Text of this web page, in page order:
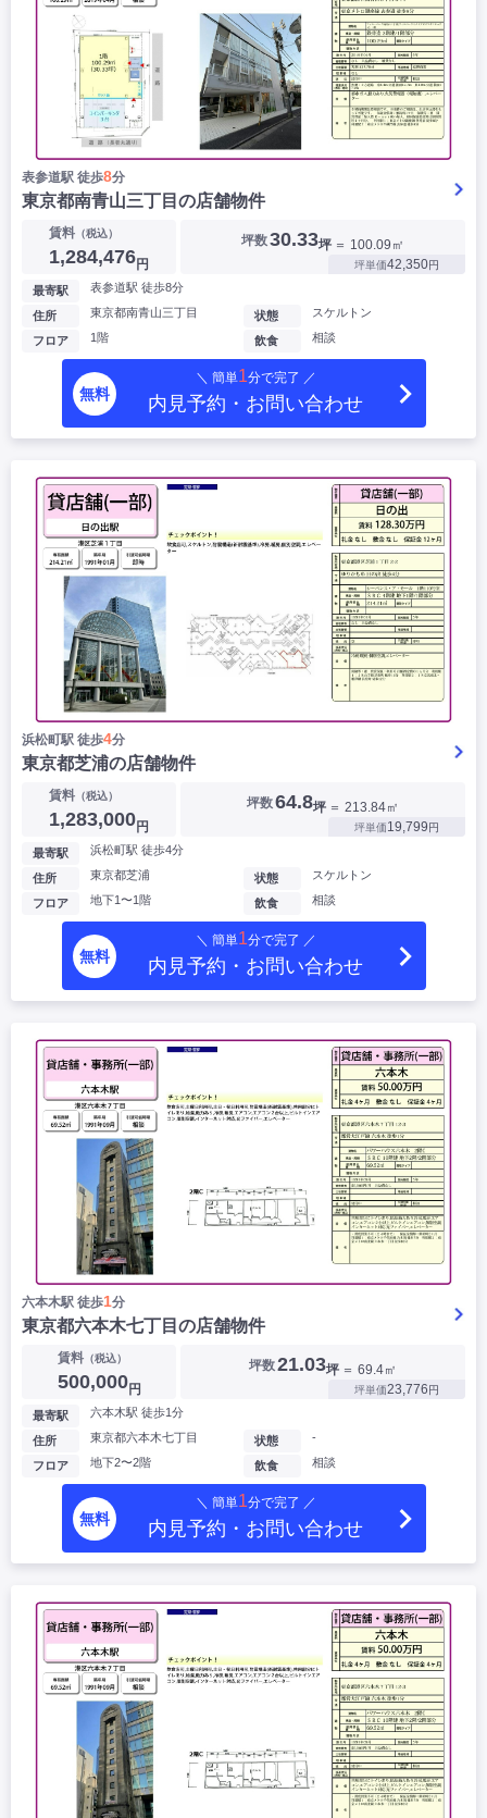
表参道駅 徒歩8分
東京都南青山三丁目の店舗物件
賃料 （税込）
1,284,476円
坪数30.33坪 ＝ 100.09㎡
坪単価42,350円
最寄駅 表参道駅 徒歩8分
住所 東京都南青山三丁目
フロア 1階
状態 スケルトン
飲食 相談
無料
＼ 簡単1分で完了 ／
内見予約・お問い合わせ
浜松町駅 徒歩4分
東京都芝浦の店舗物件
賃料 （税込）
1,283,000円
坪数64.8坪 ＝ 213.84㎡
坪単価19,799円
最寄駅 浜松町駅 徒歩4分
住所 東京都芝浦
フロア 地下1〜1階
状態 スケルトン
飲食 相談
無料
＼ 簡単1分で完了 ／
内見予約・お問い合わせ
六本木駅 徒歩1分
東京都六本木七丁目の店舗物件
賃料（税込）
500,000円
坪数21.03坪 ＝ 69.4㎡
坪単価23,776円
最寄駅 六本木駅 徒歩1分
住所 東京都六本木七丁目
フロア 地下2〜2階
状態 -
飲食 相談
無料
＼ 簡単1分で完了 ／
内見予約・お問い合わせ